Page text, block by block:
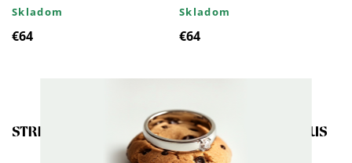
Skladom
€64
Skladom
€64
STRIEBORNÝ PRÍVESOK KRÍŽIK - JEŽIŠ KRISTUS